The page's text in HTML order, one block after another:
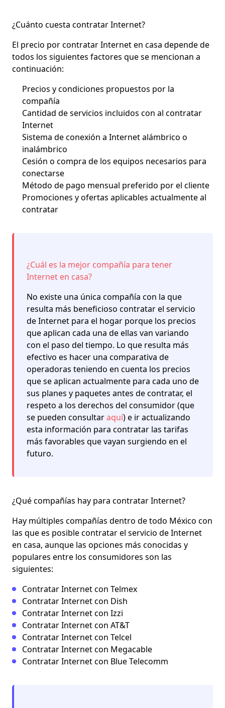
¿Cuánto cuesta contratar Internet?
El precio por contratar Internet en casa depende de
todos los siguientes factores que se mencionan a
continuación:
Precios y condiciones propuestos por la
compañía
Cantidad de servicios incluidos con al contratar
Internet
Sistema de conexión a Internet alámbrico o
inalámbrico
Cesión o compra de los equipos necesarios para
conectarse
Método de pago mensual preferido por el cliente
Promociones y ofertas aplicables actualmente al
contratar
¿Cuál es la mejor compañía para tener
Internet en casa?
No existe una única compañía con la que
resulta más beneficioso contratar el servicio
de Internet para el hogar porque los precios
que aplican cada una de ellas van variando
con el paso del tiempo. Lo que resulta más
efectivo es hacer una comparativa de
operadoras teniendo en cuenta los precios
que se aplican actualmente para cada uno de
sus planes y paquetes antes de contratar, el
respeto a los derechos del consumidor (que
se pueden consultaraquí) e ir actualizando
esta información para contratar las tarifas
más favorables que vayan surgiendo en el
futuro.
¿Qué compañías hay para contratar Internet?
Hay múltiples compañías dentro de todo México con
las que es posible contratar el servicio de Internet
en casa, aunque las opciones más conocidas y
populares entre los consumidores son las
siguientes:
Contratar Internet con Telmex
Contratar Internet con Dish
Contratar Internet con Izzi
Contratar Internet con AT&T
Contratar Internet con Telcel
Contratar Internet con Megacable
Contratar Internet con Blue Telecomm